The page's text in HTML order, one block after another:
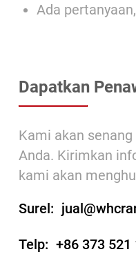
Ada
Dapatkan
Kami akan
Anda. Kirimkan
kami akan
Surel:
Telp: +86 373 521